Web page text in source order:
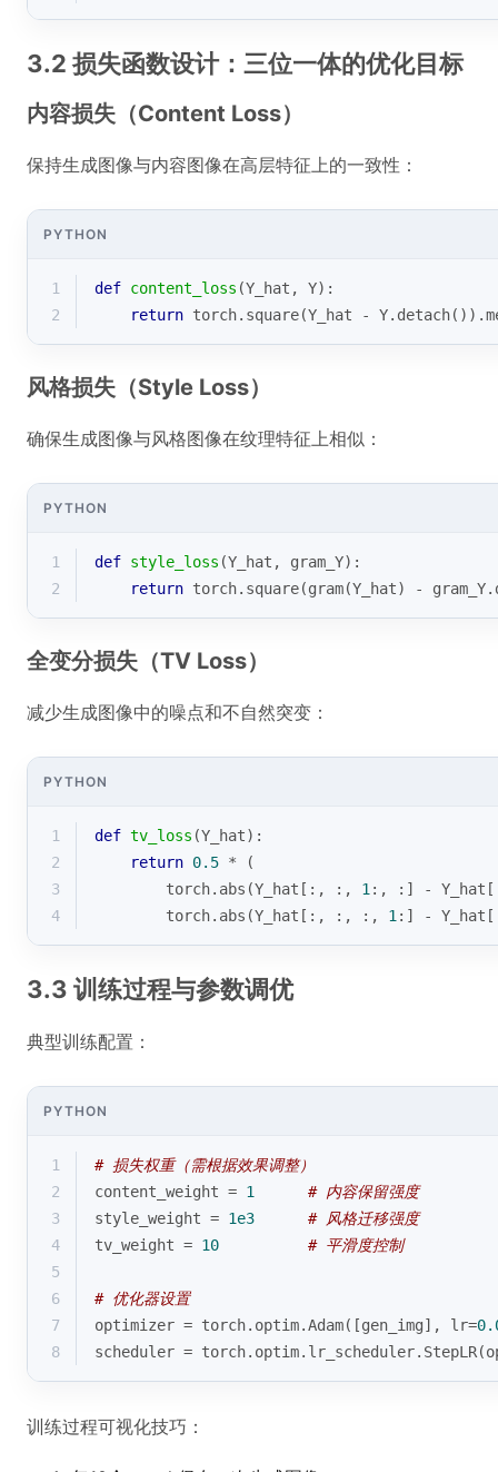
3.2 损失函数设计：三位一体的优化目标
内容损失（Content Loss）
保持生成图像与内容图像在高层特征上的一致性：
PYTHON
1 def content_loss (Y_hat, Y):
2
return torch.square(Y_hat -
风格损失（Style Loss）
确保生成图像与风格图像在纹理特征上相似：
PYTHON
1 def style_loss (Y_hat, gram_Y):
2
return torch.square(gram(Y_hat) -
全变分损失（TV Loss）
减少生成图像中的噪点和不自然突变：
PYTHON
1 def tv_loss (Y_hat):
2
return 0.5 * (
3
        torch.
abs (Y_hat[:, :, 1 :, :] -
4
        torch.
abs (Y_hat[:, :, :, 1 :] -
3.3 训练过程与参数调优
典型训练配置：
PYTHON
1
# 损失权重（需根据效果调整）
2
content_weight = 1
# 内容保留强度
3
style_weight = 1e3
# 风格迁移强度
4
tv_weight = 10
# 平滑度控制
5
6
# 优化器设置
7
optimizer = torch.optim.Adam([gen_img], lr=
8
scheduler =
训练过程可视化技巧：